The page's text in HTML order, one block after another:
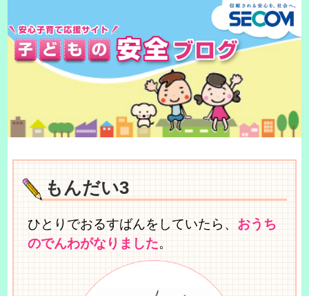
もんだい3
ひとりでおるすばんをしていたら、 おうち
のでんわがなりました。